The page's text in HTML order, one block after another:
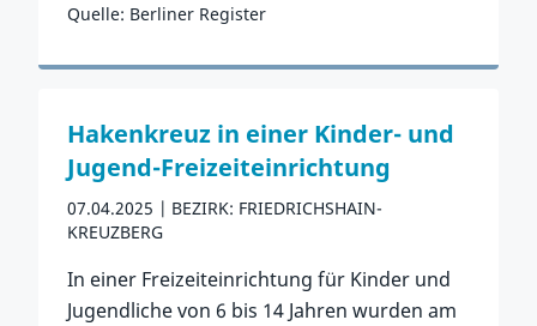
Quelle: Berliner Register
Zum Vorfall
Hakenkreuz in einer Kinder- und
Jugend-Freizeiteinrichtung
07.04.2025
BEZIRK: FRIEDRICHSHAIN-
KREUZBERG
In einer Freizeiteinrichtung für Kinder und
Jugendliche von 6 bis 14 Jahren wurden am